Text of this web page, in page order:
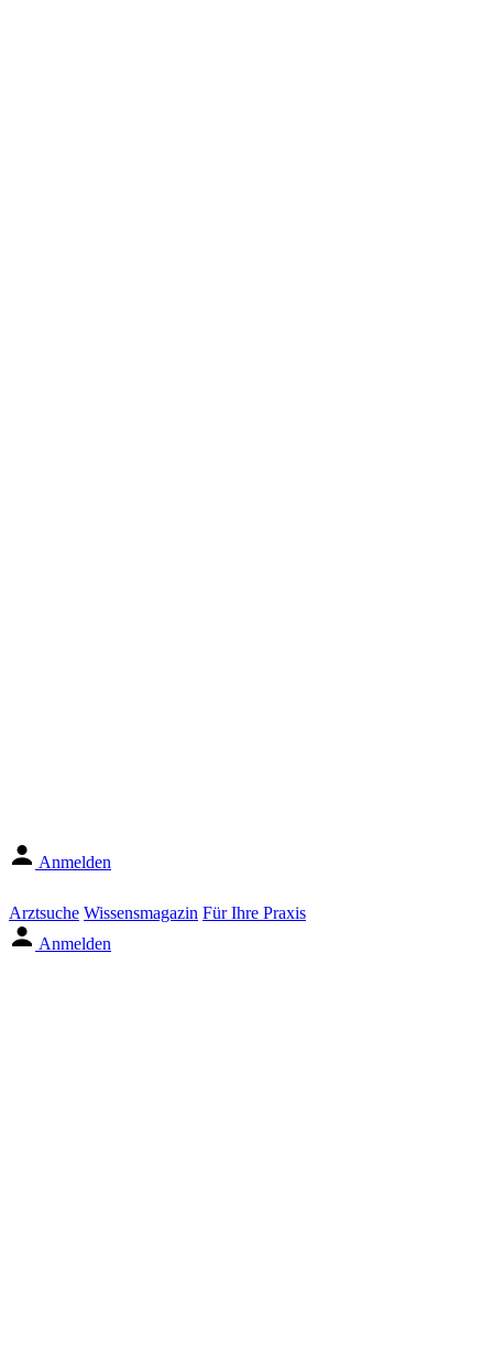
Anmelden
Arztsuche Wissensmagazin Für Ihre Praxis
Anmelden